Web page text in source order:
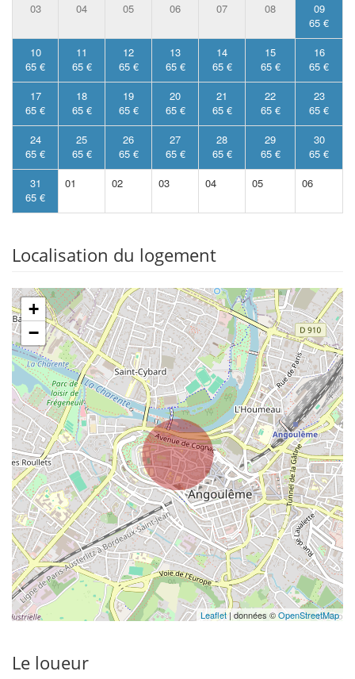
03 04 05 06 07 08
09
65 €
10
65 €
11
65 €
12
65 €
13
65 €
14
65 €
15
65 €
16
65 €
17
65 €
18
65 €
19
65 €
20
65 €
21
65 €
22
65 €
23
65 €
24
65 €
25
65 €
26
65 €
27
65 €
28
65 €
29
65 €
30
65 €
31
65 €
01 02 03 04 05 06
Localisation du logement
+
−
Leaflet| données ©OpenStreetMap
Le loueur